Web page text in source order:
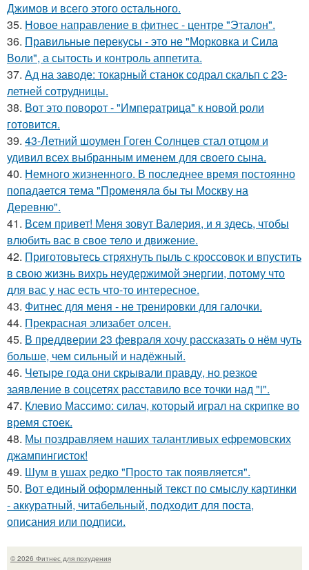
Джимов и всего этого остального.
35. Новое направление в фитнес - центре "Эталон".
36. Правильные перекусы - это не "Морковка и Сила
Воли", а сытость и контроль аппетита.
37. Ад на заводе: токарный станок содрал скальп с 23-
летней сотрудницы.
38. Вот это поворот - "Императрица" к новой роли
готовится.
39. 43-Летний шоумен Гоген Солнцев стал отцом и
удивил всех выбранным именем для своего сына.
40. Немного жизненного. В последнее время постоянно
попадается тема "Променяла бы ты Москву на
Деревню".
41. Всем привет! Меня зовут Валерия, и я здесь, чтобы
влюбить вас в свое тело и движение.
42. Приготовьтесь стряхнуть пыль с кроссовок и впустить
в свою жизнь вихрь неудержимой энергии, потому что
для вас у нас есть что-то интересное.
43. Фитнес для меня - не тренировки для галочки.
44. Прекрасная элизабет олсен.
45. В преддверии 23 февраля хочу рассказать о нём чуть
больше, чем сильный и надёжный.
46. Четыре года они скрывали правду, но резкое
заявление в соцсетях расставило все точки над "i".
47. Клевио Массимо: силач, который играл на скрипке во
время стоек.
48. Мы поздравляем наших талантливых ефремовских
джампингисток!
49. Шум в ушах редко "Просто так появляется".
50. Вот единый оформленный текст по смыслу картинки
- аккуратный, читабельный, подходит для поста,
описания или подписи.
© 2026 Фитнес для похудения